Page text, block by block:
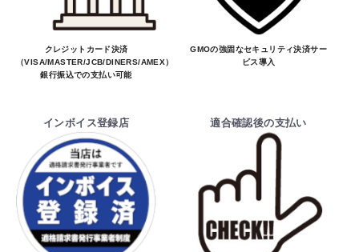
クレジットカード決済
（VISA/MASTER/JCB/DINERS/AMEX）、
銀行振込での支払い可能
GMOの強固なセキュリティ決済サー
ビス導入
インボイス登録店 適合確認後の支払い